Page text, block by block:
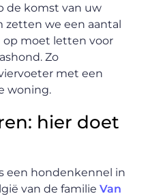
de komst van uw
zetten we een aantal
op moet letten voor
Zo
met een
woning.
hier doet
een hondenkennel in
van de familieVan